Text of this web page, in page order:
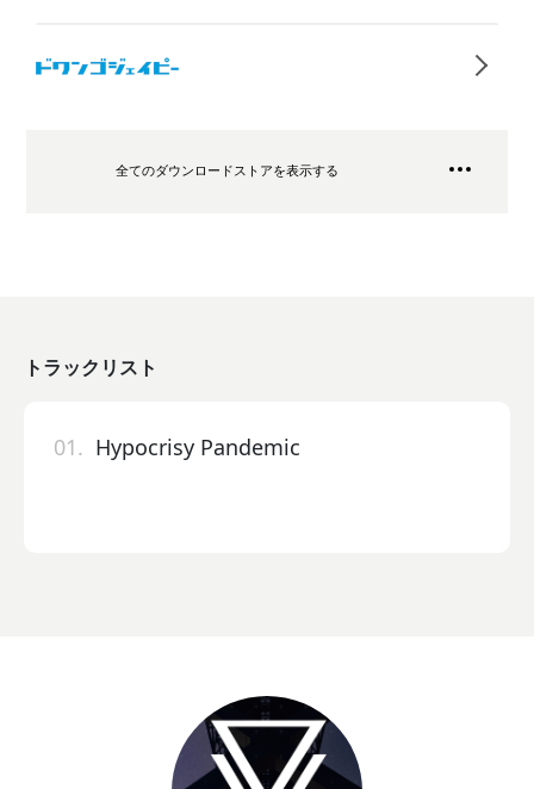
全てのダウンロードストアを表示する
トラックリスト
01. Hypocrisy Pandemic